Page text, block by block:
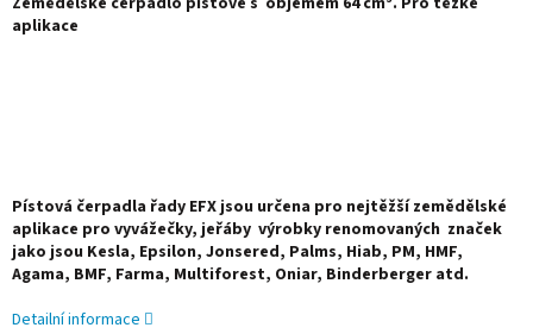
aplikace
Pístová čerpadla řady EFX jsou určena pro nejtěžší zemědělské
aplikace pro vyvážečky, jeřáby výrobky renomovaných značek
jako jsou Kesla, Epsilon, Jonsered, Palms, Hiab, PM, HMF,
Agama, BMF, Farma, Multiforest, Oniar, Binderberger atd.
Detailní informace